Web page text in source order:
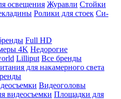
освещения Журавли Стойки
Ролики для стоек Си-
Full HD
4K Недорогие
Lilliput Все бренды
для накамерного света
Видеоголовы
видеосъемки Площадки для